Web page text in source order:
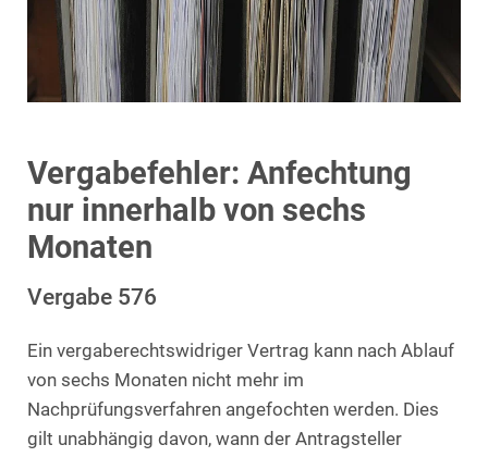
Vergabefehler: Anfechtung
nur innerhalb von sechs
Monaten
Vergabe 576
Ein vergaberechtswidriger Vertrag kann nach Ablauf
von sechs Monaten nicht mehr im
Nachprüfungsverfahren angefochten werden. Dies
gilt unabhängig davon, wann der Antragsteller